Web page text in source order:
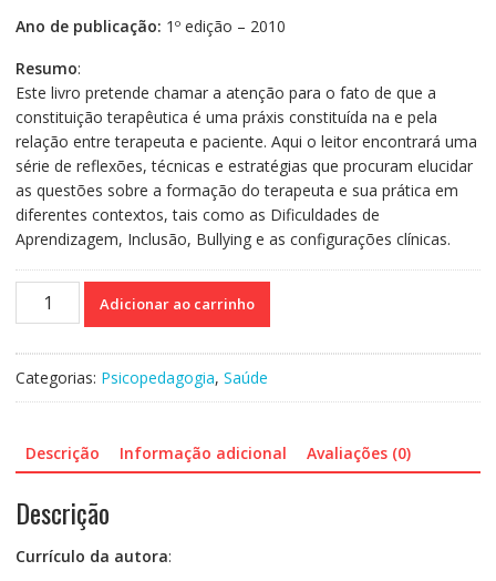
Ano de publicação: 1º edição – 2010
Resumo:
Este livro pretende chamar a atenção para o fato de que a
constituição terapêutica é uma práxis constituída na e pela
relação entre terapeuta e paciente. Aqui o leitor encontrará uma
série de reflexões, técnicas e estratégias que procuram elucidar
as questões sobre a formação do terapeuta e sua prática em
diferentes contextos, tais como as Dificuldades de
Aprendizagem, Inclusão, Bullying e as configurações clínicas.
Intervenções
clínicas
integrada
fonoaudiologia,
psicopedagogia,
arteterapia,
Adicionar ao carrinho
Categorias: Psicopedagogia, Saúde
Descrição Informação adicional Avaliações (0)
Descrição
Currículo da autora: